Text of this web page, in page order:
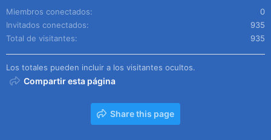
Miembros conectados
0
Invitados conectados
935
Total de visitantes
935
Los totales pueden incluir a los visitantes ocultos.
Compartir esta página
Share this page